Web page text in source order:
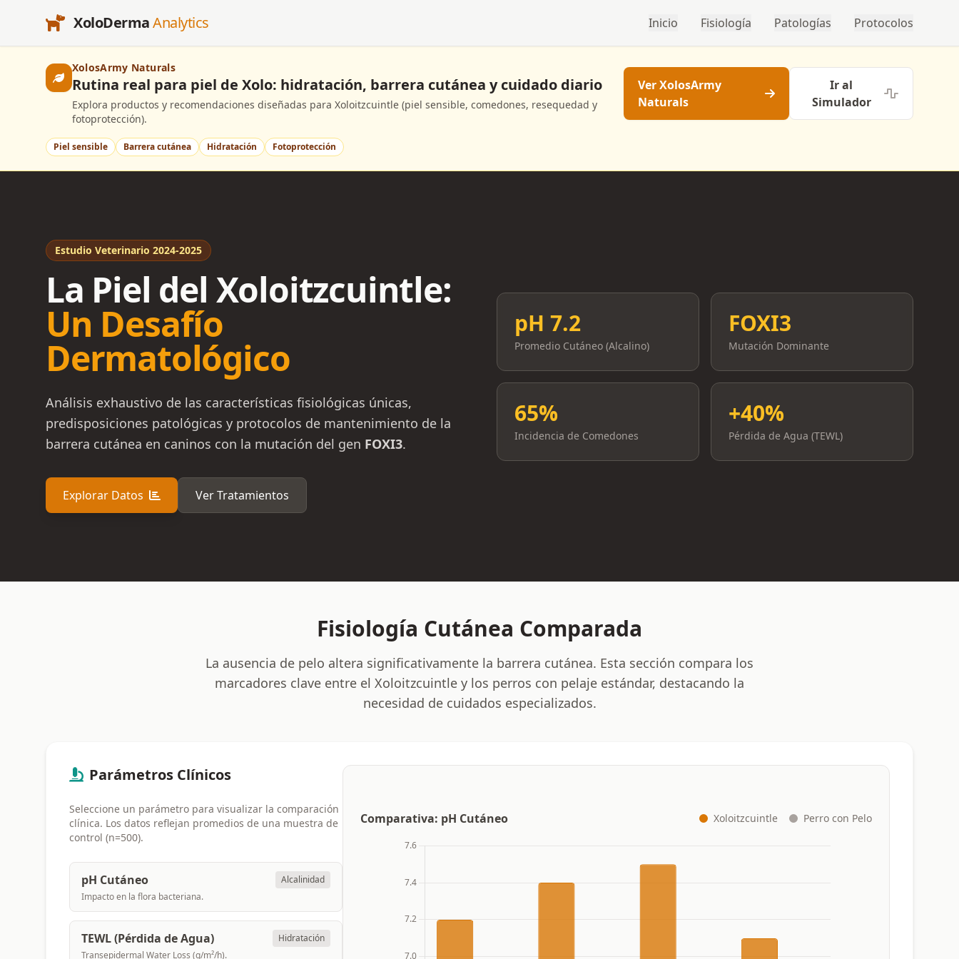
XoloDermaAnalytics Inicio Fisiología Patologías Protocolos
XolosArmy Naturals
Rutina real para piel de Xolo: hidratación, barrera cutánea y cuidado diario
Explora productos y recomendaciones diseñadas para Xoloitzcuintle (piel sensible, comedones, resequedad y
fotoprotección).
Ver XolosArmy
Naturals
Ir al
Simulador
Piel sensible Barrera cutánea Hidratación Fotoprotección
Estudio Veterinario 2024-2025
La Piel del Xoloitzcuintle:
Un Desafío
Dermatológico
Análisis exhaustivo de las características fisiológicas únicas,
predisposiciones patológicas y protocolos de mantenimiento de la
barrera cutánea en caninos con la mutación del gen FOXI3.
Explorar Datos Ver Tratamientos
pH 7.2
Promedio Cutáneo (Alcalino)
FOXI3
Mutación Dominante
65%
Incidencia de Comedones
+40%
Pérdida de Agua (TEWL)
Fisiología Cutánea Comparada
La ausencia de pelo altera significativamente la barrera cutánea. Esta sección compara los
marcadores clave entre el Xoloitzcuintle y los perros con pelaje estándar, destacando la
necesidad de cuidados especializados.
Parámetros Clínicos
Seleccione un parámetro para visualizar la comparación
clínica. Los datos reflejan promedios de una muestra de
control (n=500).
pH Cutáneo
Alcalinidad
Impacto en la flora bacteriana.
TEWL (Pérdida de Agua)
Hidratación
Transepidermal Water Loss (g/m²/h).
Comparativa: pH Cutáneo Xoloitzcuintle Perro con Pelo